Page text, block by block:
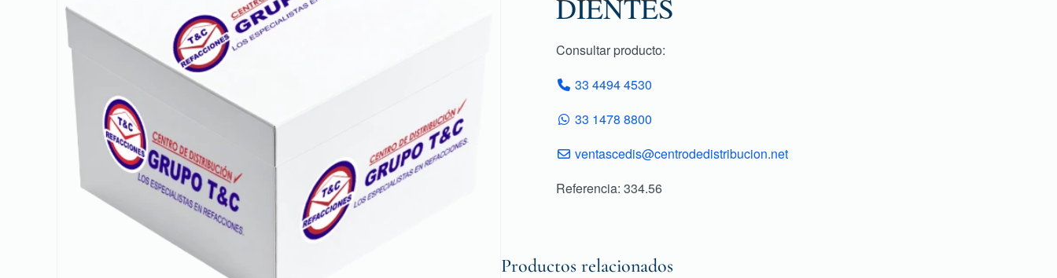
DIENTES
Consultar producto:
33 4494 4530
33 1478 8800
ventascedis@centrodedistribucion.net
Referencia: 334.56
Productos relacionados